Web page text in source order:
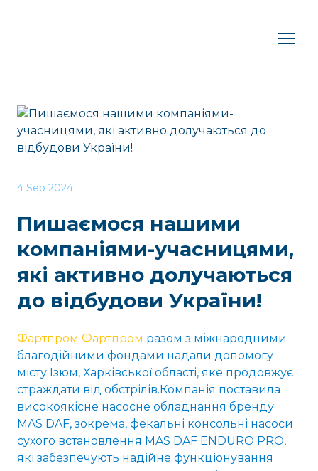
4 Sep 2024
Пишаємося нашими
компаніями-учасницями,
які активно долучаються
до відбудови України!
Фартпром Фартпром разом з міжнародними
благодійними фондами надали допомогу
місту Ізюм, Харківської області, яке продовжує
страждати від обстрілів.Компанія поставила
високоякісне насосне обладнання бренду
MAS DAF, зокрема, фекальні консольні насоси
сухого встановлення MAS DAF ENDURO PRO,
які забезпечують надійне функціонування